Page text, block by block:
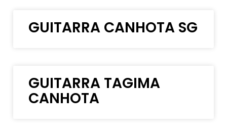
GUITARRA CANHOTA SG
GUITARRA TAGIMA
CANHOTA